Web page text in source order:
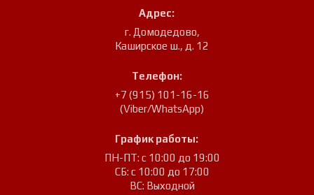
Адрес:
г. Домодедово,
Каширское ш., д. 12
Телефон:
+7 (915) 101-16-16
(Viber/WhatsApp)
График работы:
ПН-ПТ: с 10:00 до 19:00
СБ: с 10:00 до 17:00
ВС: Выходной